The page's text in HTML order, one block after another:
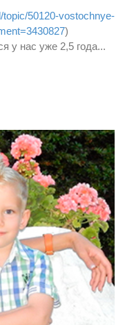
50120-vostochnye-
)
у нас уже 2,5 года...